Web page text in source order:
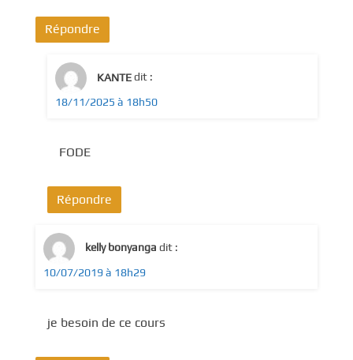
Répondre
KANTEdit :
18/11/2025 à 18h50
FODE
Répondre
kelly bonyanga dit :
10/07/2019 à 18h29
je besoin de ce cours